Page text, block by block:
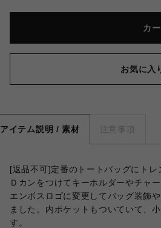
カ
お気に入
アイテム説明 / 素材 注意事項
[返品不可]定番のトートバッグにト
Ｄカンをつけてキーホルダーやチャ
エンボスロゴに変更してバッグ装飾
ました。内ポケットもついていて、
す。